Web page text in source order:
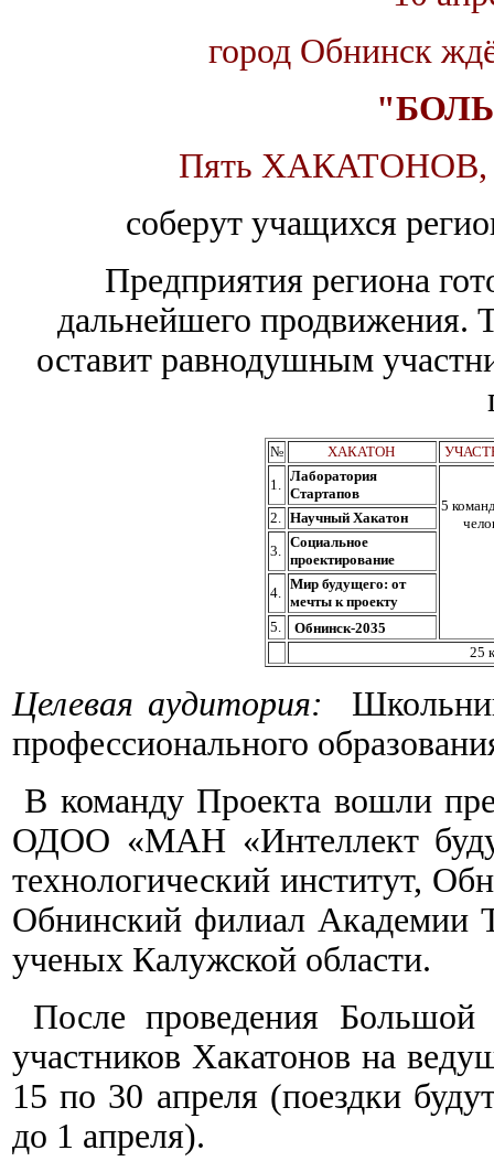
город Обнинск
Пять ХАКАТОНОВ,
соберут учащихся
Предприятия региона
дальнейшего продвижения.
оставит равнодушным
№ ХАКАТОН
1.
Лаборатория
Стартапов
5
2.
Научный Хакатон
3.
Социальное
проектирование
4.
Мир будущего: от
мечты к проекту
5.
Обнинск-2035
25
Целевая аудитория:
профессионального
В команду Проекта вошли
ОДОО «МАН «Интеллект
технологический институт,
Обнинский филиал
ученых Калужской области.
После проведения
участников Хакатонов на
15 по 30 апреля (поездки
до 1 апреля).